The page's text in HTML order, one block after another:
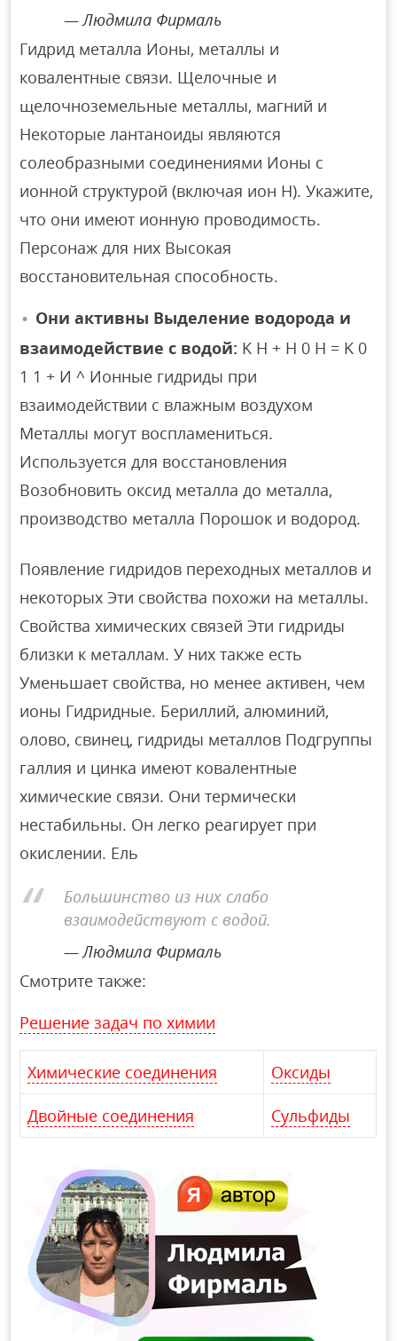
Людмила Фирмаль
Гидрид металла Ионы, металлы и
ковалентные связи. Щелочные и
щелочноземельные металлы, магний и
Некоторые лантаноиды являются
солеобразными соединениями Ионы с
ионной структурой (включая ион Н). Укажите,
что они имеют ионную проводимость.
Персонаж для них Высокая
восстановительная способность.
Они активны Выделение водорода и
взаимодействие с водой: K H + H 0 H = K 0
1 1 + И ^ Ионные гидриды при
взаимодействии с влажным воздухом
Металлы могут воспламениться.
Используется для восстановления
Возобновить оксид металла до металла,
производство металла Порошок и водород.
Появление гидридов переходных металлов и
некоторых Эти свойства похожи на металлы.
Свойства химических связей Эти гидриды
близки к металлам. У них также есть
Уменьшает свойства, но менее активен, чем
ионы Гидридные. Бериллий, алюминий,
олово, свинец, гидриды металлов Подгруппы
галлия и цинка имеют ковалентные
химические связи. Они термически
нестабильны. Он легко реагирует при
окислении. Ель
Большинство из них слабо
взаимодействуют с водой.
Людмила Фирмаль
Смотрите также:
Решение задач по химии
Химические соединения Оксиды
Двойные соединения Сульфиды